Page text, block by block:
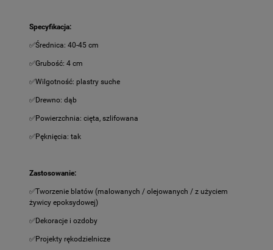
Specyfikacja:
✅Średnica: 40-45 cm
✅Grubość: 4 cm
✅Wilgotność: plastry suche
✅Drewno: dąb
✅Powierzchnia: cięta, szlifowana
✅Pęknięcia: tak
Zastosowanie:
✅Tworzenie blatów (malowanych / olejowanych / z użyciem
żywicy epoksydowej)
✅Dekoracje i ozdoby
✅Projekty rękodzielnicze